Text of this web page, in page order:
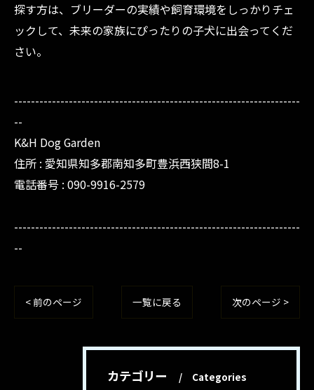
探す方は、ブリーダーの実績や飼育環境をしっかりチェ
ックして、未来の家族にぴったりの子犬に出会ってくだ
さい。
--------------------------------------------------------------------
--
K&H Dog Garden
住所 : 愛知県知多郡南知多町豊浜西狭間8-1
電話番号 : 090-9916-2579
--------------------------------------------------------------------
--
< 前のページ 一覧に戻る 次のページ >
カテゴリー Categories